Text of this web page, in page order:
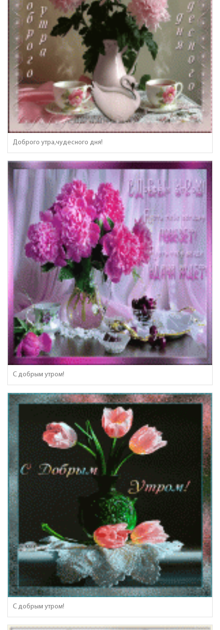
Доброго утра,чудесного дня!
С добрым утром!
С добрым утром!